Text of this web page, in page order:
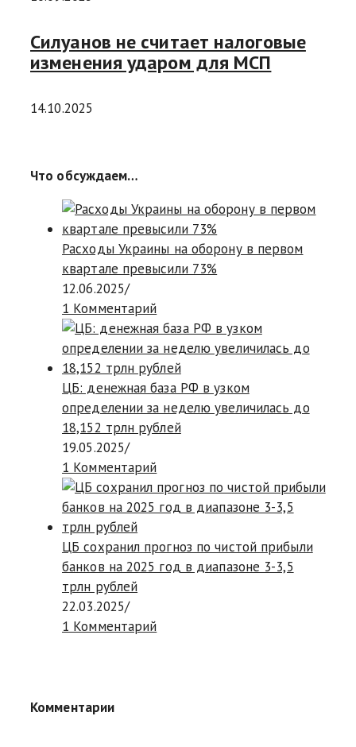
Силуанов не считает налоговые
изменения ударом для МСП
14.10.2025
Что обсуждаем…
Расходы Украины на оборону в первом
квартале превысили 73%
12.06.2025/
1 Комментарий
ЦБ: денежная база РФ в узком
определении за неделю увеличилась до
18,152 трлн рублей
19.05.2025/
1 Комментарий
ЦБ сохранил прогноз по чистой прибыли
банков на 2025 год в диапазоне 3-3,5
трлн рублей
22.03.2025/
1 Комментарий
Комментарии